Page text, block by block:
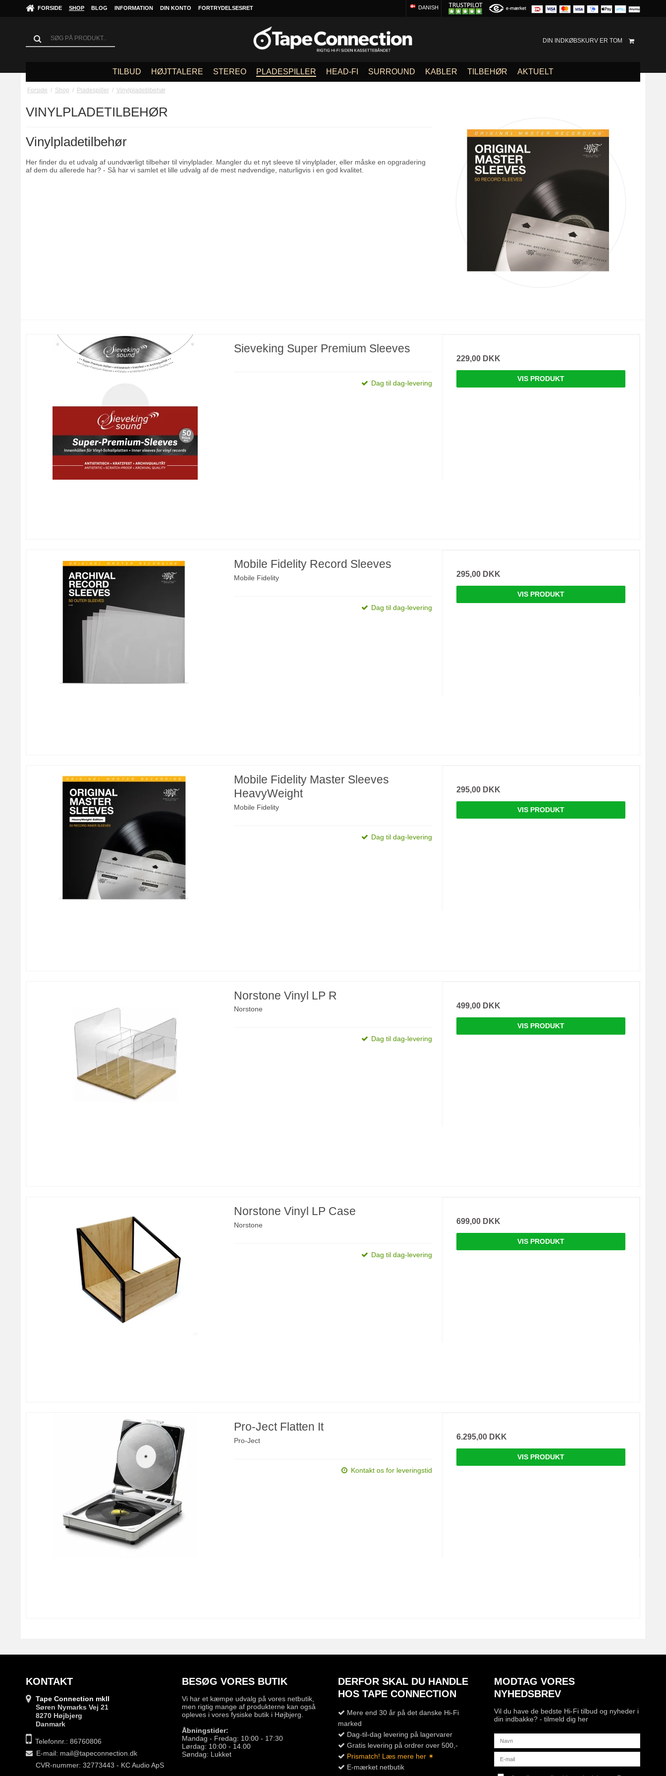
FORSIDE SHOP BLOG INFORMATION DIN KONTO FORTRYDELSESRET DANISH
DIN INDKØBSKURV ER TOM
TILBUD HØJTTALERE STEREO PLADESPILLER HEAD-FI SURROUND KABLER TILBEHØR AKTUELT
Forside / Shop / Pladespiller / Vinylpladetilbehør
VINYLPLADETILBEHØR
Vinylpladetilbehør
Her finder du et udvalg af uundværligt tilbehør til vinylplader. Mangler du et nyt sleeve til vinylplader, eller måske en opgradering
af dem du allerede har? - Så har vi samlet et lille udvalg af de mest nødvendige, naturligvis i en god kvalitet.
Sieveking Super Premium Sleeves
Dag til dag-levering
229,00 DKK
VIS PRODUKT
Mobile Fidelity Record Sleeves
Mobile Fidelity
Dag til dag-levering
295,00 DKK
VIS PRODUKT
Mobile Fidelity Master Sleeves
HeavyWeight
Mobile Fidelity
Dag til dag-levering
295,00 DKK
VIS PRODUKT
Norstone Vinyl LP R
Norstone
Dag til dag-levering
499,00 DKK
VIS PRODUKT
Norstone Vinyl LP Case
Norstone
Dag til dag-levering
699,00 DKK
VIS PRODUKT
Pro-Ject Flatten It
Pro-Ject
Kontakt os for leveringstid
6.295,00 DKK
VIS PRODUKT
KONTAKT
Tape Connection mkII
Søren Nymarks Vej 21
8270 Højbjerg
Danmark
Telefonnr.: 86760806
E-mail: mail@tapeconnection.dk
CVR-nummer: 32773443 - KC Audio ApS
BESØG VORES BUTIK
Vi har et kæmpe udvalg på vores netbutik,
men rigtig mange af produkterne kan også
opleves i vores fysiske butik i Højbjerg.
Åbningstider:
Mandag - Fredag: 10:00 - 17:30
Lørdag: 10:00 - 14.00
Søndag: Lukket
DERFOR SKAL DU HANDLE
HOS TAPE CONNECTION
Mere end 30 år på det danske Hi-Fi
marked
Dag-til-dag levering på lagervarer
Gratis levering på ordrer over 500,-
Prismatch! Læs mere her ✶
E-mærket netbutik
MODTAG VORES
NYHEDSBREV
Vil du have de bedste Hi-Fi tilbud og nyheder i
din indbakke? - tilmeld dig her